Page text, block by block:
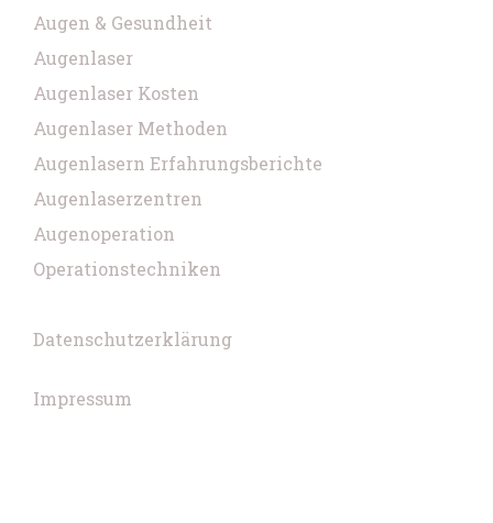
Augen & Gesundheit
Augenlaser
Augenlaser Kosten
Augenlaser Methoden
Augenlasern Erfahrungsberichte
Augenlaserzentren
Augenoperation
Operationstechniken
Datenschutzerklärung
Impressum